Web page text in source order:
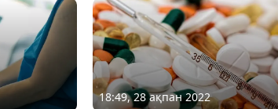
18:49, 28 ақпан 2022